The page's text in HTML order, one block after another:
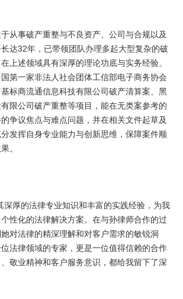
事破产重整与不良资产、公司与合规以及
达32年，已带领团队办理多起大型复杂的破
上述领域具有深厚的理论功底与实务经验。
第一家非法人社会团体工信部电子商务协会
标商流通信息科技有限公司破产清算案、黑
限公司破产重整等项目，能在无类案参考的
争议焦点与难点问题，并在相关文件起草及
发挥自身专业能力与创新思维，保障案件顺
。
厚的法律专业知识和丰富的实践经验，为我
性化的法律解决方案。在与孙律师合作的过
对法律的精深理解和对客户需求的敏锐洞
法律领域的专家，更是一位值得信赖的合作
敬业精神和客户服务意识，都给我留下了深